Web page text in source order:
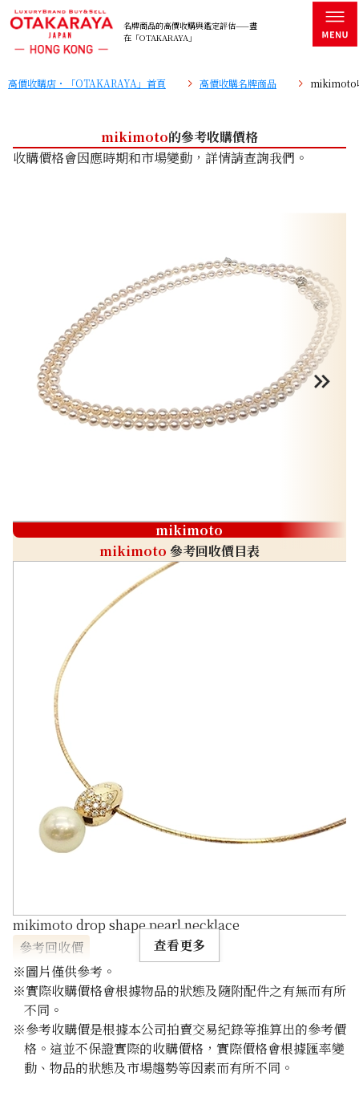
名牌商品的高價收購與鑑定評估——盡
在「OTAKARAYA」
高價收購店・「OTAKARAYA」首頁 高價收購名牌商品 mikimoto
mikimoto的參考收購價格
收購價格會因應時期和市場變動，詳情請查詢我們。
mikimoto
mikimoto 參考回收價目表
mikimoto drop shape pearl necklace
參考回收價
HKD 4,928.86
查看更多
※圖片僅供參考。
※實際收購價格會根據物品的狀態及隨附配件之有無而有所
不同。
※參考收購價是根據本公司拍賣交易紀錄等推算出的參考價
格。這並不保證實際的收購價格，實際價格會根據匯率變
動、物品的狀態及市場趨勢等因素而有所不同。